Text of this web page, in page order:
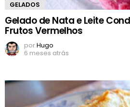
GELADOS
Gelado de Nata e Leite
Frutos Vermelhos
porHugo
6 meses atrás